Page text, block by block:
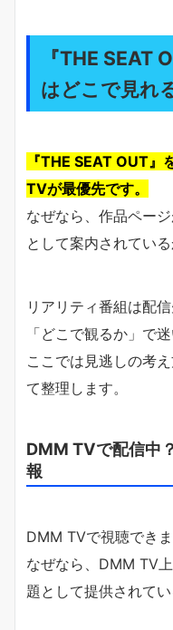
『THE SEAT
はどこで見れ
『THE SEAT OUT
TVが最優先です。
なぜなら、作品ペー
として案内されている
リアリティ番組は配
「どこで観るか」で
ここでは見逃しの考
て整理します。
DMM TVで配信中
報
DMM TVで視聴できま
なぜなら、DMM TV
題として提供されてい